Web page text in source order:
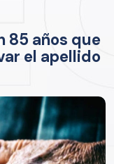
85 años que
el apellido